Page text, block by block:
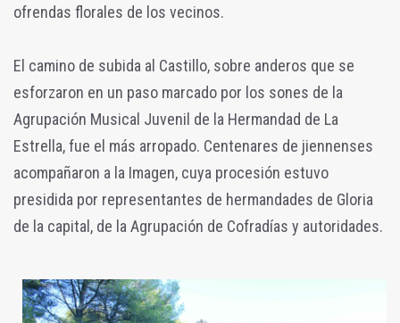
ofrendas florales de los vecinos.
El camino de subida al Castillo, sobre anderos que se
esforzaron en un paso marcado por los sones de la
Agrupación Musical Juvenil de la Hermandad de La
Estrella, fue el más arropado. Centenares de jiennenses
acompañaron a la Imagen, cuya procesión estuvo
presidida por representantes de hermandades de Gloria
de la capital, de la Agrupación de Cofradías y autoridades.